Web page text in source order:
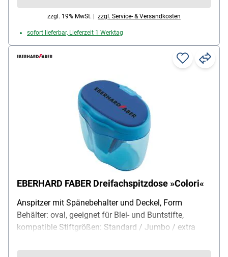
zzgl. 19% MwSt. | zzgl. Service- & Versandkosten
sofort lieferbar, Lieferzeit 1 Werktag
EBERHARD FABER Dreifachspitzdose »Colori«
Anspitzer mit Spänebehalter und Deckel, Form
Behälter: oval, geeignet für Blei- und Buntstifte,
kompatible Stiftgrößen: Standard / Jumbo / extra
Sechskantschaft / Dreikantschaft, Farbe: blau,